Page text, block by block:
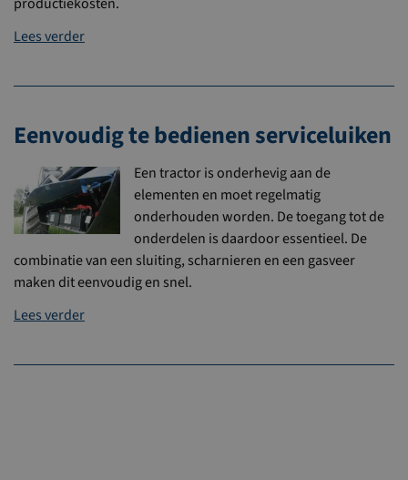
Lees verder
Eenvoudig te bedienen serviceluiken
Een tractor is onderhevig aan de
elementen en moet regelmatig
onderhouden worden. De toegang tot de
onderdelen is daardoor essentieel. De
combinatie van een sluiting, scharnieren en een gasveer
maken dit eenvoudig en snel.
Lees verder